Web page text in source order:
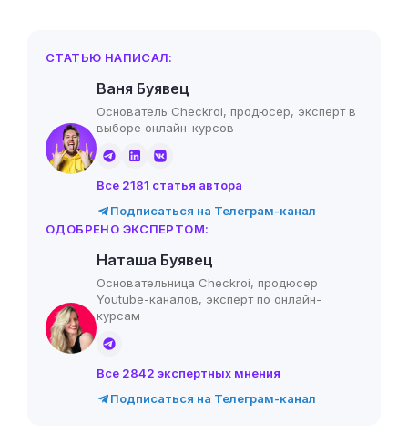
СТАТЬЮ НАПИСАЛ:
Ваня Буявец
Основатель Checkroi, продюсер, эксперт в
выборе онлайн-курсов
Все 2181 статья автора
Подписаться на Телеграм-канал
ОДОБРЕНО ЭКСПЕРТОМ:
Наташа Буявец
Основательница Checkroi, продюсер
Youtube-каналов, эксперт по онлайн-
курсам
Все 2842 экспертных мнения
Подписаться на Телеграм-канал